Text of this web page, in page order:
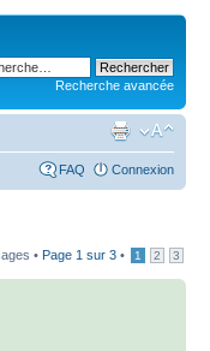
Recherche avancée
FAQ Connexion
• Page 1 sur 3 • 1 2 3